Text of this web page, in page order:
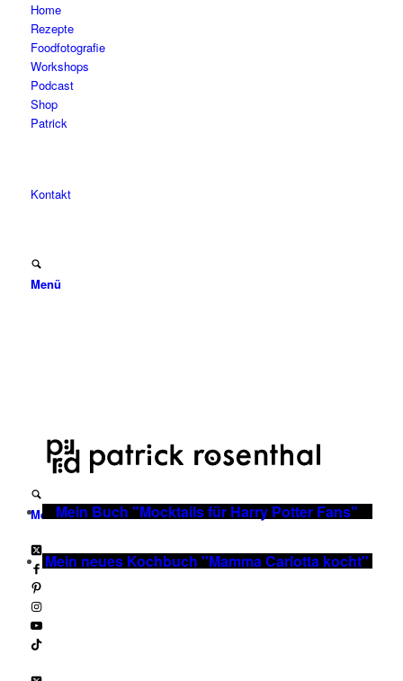
Home
Rezepte
Foodfotografie
Workshops
Podcast
Shop
Patrick
Kontakt
Menü
MenüMein Buch "Mocktails für Harry Potter Fans"
Mein neues Kochbuch "Mamma Carlotta kocht"